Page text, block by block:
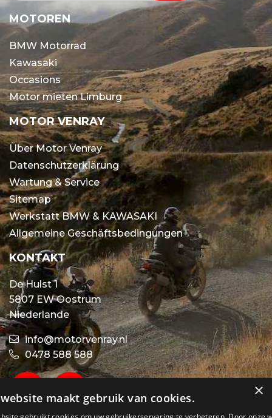
MOTOREN
BMW Motorrad
Kawasaki
Occasions
Motor mieten Limburg
MOTOR VENRAY
Über Motor Venray
Datenschutzerklärung
Wartung & Service
Sitemap
Werkstatt BMW & KAWASAKI
Allgemeine Geschäftsbedingungen
KONTAKT
De Hulst 1
5807 EW Oostrum
Niederlande
info@motorvenray.nl
0478 588 588
×
maakt gebruik van cookies.